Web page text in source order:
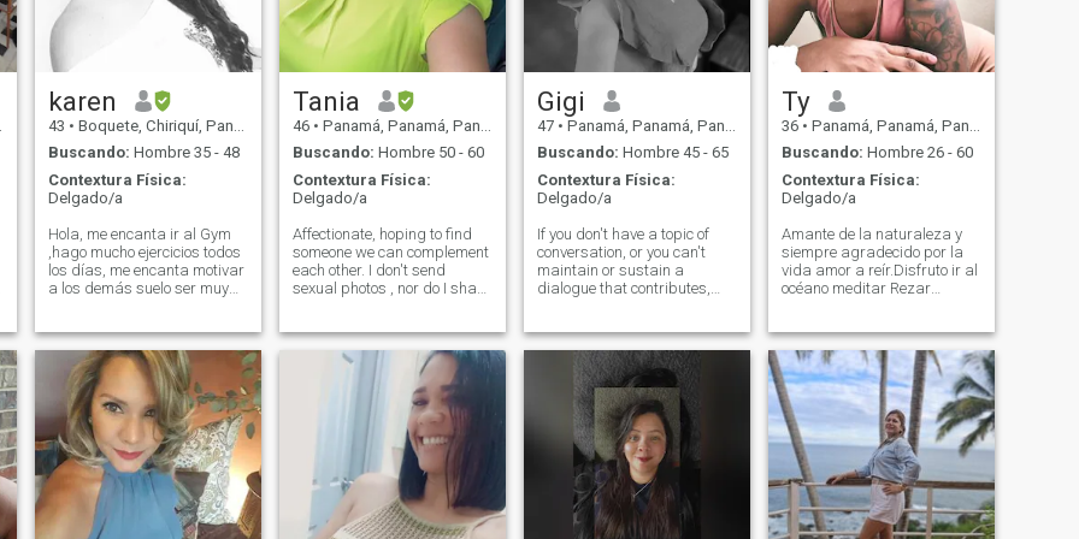
americano , no solo USA es
América,no busco perder el
tiempo con nadie...
karen
43 • Boquete, Chiriquí, Panamá
Buscando: Hombre 35 - 48
Contextura Física:
Delgado/a
Hola, me encanta ir al Gym
,hago mucho ejercicios todos
los días, me encanta motivar
a los demás suelo ser muy
siempre metas cada vez
mas difíciles , estoy por
escribir un libro que tendrá
como titulo amate lo
suficiente donde motivo a
comer saludable y hacer
ejercicios físicos que mejoren
nuestro cuerpo y mente. Yo
tengo 42 años pero parezco
que tuviera 30 años eso me
dicen los que conocen
Tania
46 • Panamá, Panamá, Panamá
Buscando: Hombre 50 - 60
Contextura Física:
Delgado/a
Affectionate, hoping to find
someone we can complement
each other. I don't send
sexual photos , nor do I share
respect, sincerity, someone
who wants to build
something real, whose life
isn't just about parties, bars,
and dancing, whose vision
isn't just about physical
attraction, because I wouldn't
want to establish something
with a person who thinks
only the physical is
important. I'd like to find
Gigi
47 • Panamá, Panamá, Panamá
Buscando: Hombre 45 - 65
Contextura Física:
Delgado/a
If you don't have a topic of
conversation, or you can't
maintain or sustain a
dialogue that contributes,
time on a "Hello"... I'm not
interested in emotional
immaturity. A relationship is
built after many
uncomfortable conversations.
Ty
36 • Panamá, Panamá, Panamá
Buscando: Hombre 26 - 60
Contextura Física:
Delgado/a
Amante de la naturaleza y
siempre agradecido por la
vida amor a reír.Disfruto ir al
océano meditar Rezar